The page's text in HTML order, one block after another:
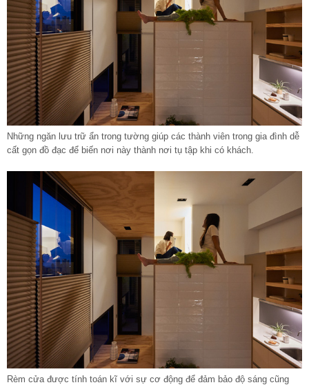
Những ngăn lưu trữ ẩn trong tường giúp các thành viên trong gia đình dễ
cất gọn đồ đạc để biến nơi này thành nơi tụ tập khi có khách.
Rèm cửa được tính toán kĩ với sự cơ động để đảm bảo độ sáng cũng